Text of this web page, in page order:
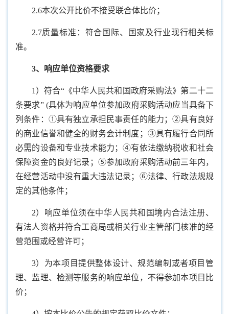
2.6本次公开比价不接受联合体比价；
2.7质量标准：符合国际、国家及行业现行相关标
准。
3、响应单位资格要求
1）符合“《中华人民共和国政府采购法》第二十二
条要求” (具体为响应单位参加政府采购活动应当具备下
列条件：①具有独立承担民事责任的能力；②具有良好
的商业信誉和健全的财务会计制度；③具有履行合同所
必需的设备和专业技术能力；④有依法缴纳税收和社会
保障资金的良好记录；⑤参加政府采购活动前三年内，
在经营活动中没有重大违法记录；⑥法律、行政法规规
定的其他条件；
2）响应单位须在中华人民共和国境内合法注册、
有法人资格并符合工商局或相关行业主管部门核准的经
营范围或经营许可；
3）为本项目提供整体设计、规范编制或者项目管
理、监理、检测等服务的响应单位，不得参加本项目比
价；